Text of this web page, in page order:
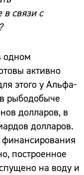
связи с
одном
активно
этого у Альфа-
рыбодобыче
долларов, в
долларов.
финансирования
построенное
на воду и